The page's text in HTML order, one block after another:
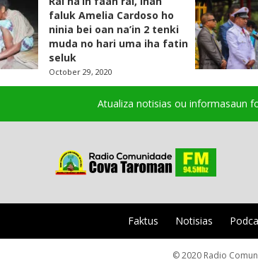
faluk Amelia Cardoso ho
ninia bei oan na’in 2 tenki
muda no hari uma iha fatin
seluk
October 29, 2020
Atualiza notisias ou informasaun
Faktus Notisias
© 2020 Radio